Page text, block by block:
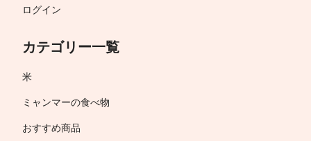
ログイン
カテゴリー一覧
米
ミャンマーの食べ物
おすすめ商品